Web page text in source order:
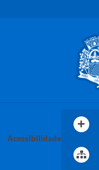
Acessibilidade